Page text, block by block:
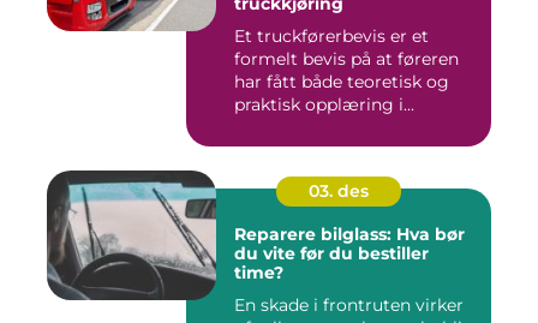
Et truckførerbevis er et
formelt bevis på at føreren
har fått både teoretisk og
praktisk opplæring i...
03. des
Reparere bilglass: Hva bør
du vite før du bestiller
time?
En skade i frontruten virker